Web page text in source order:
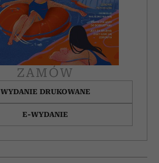
ZAMÓW
WYDANIE DRUKOWANE
E-WYDANIE